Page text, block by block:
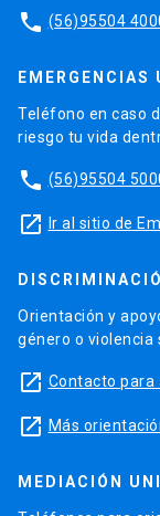
phone (56)95504
EMERGENCIAS
Teléfono en caso
riesgo tu vida
phone (56)95504
launch Ir al sitio de
Orientación y
género o violencia
launch Contacto para
launch Más
MEDIACIÓN